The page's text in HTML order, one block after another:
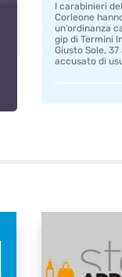
I carabinieri
Corleone
un’ordinanza
gip di Termini
Giusto Sole,
accusato di